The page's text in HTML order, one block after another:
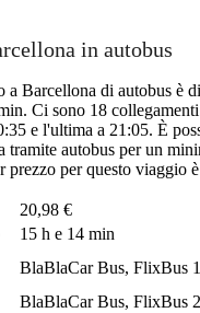
in autobus
a Barcellona di autobus è
Ci sono 18
e l'ultima a 21:05. È
tramite autobus per un
per questo viaggio
20,98 €
15 h e 14 min
BlaBlaCar Bus, FlixBus
BlaBlaCar Bus, FlixBus